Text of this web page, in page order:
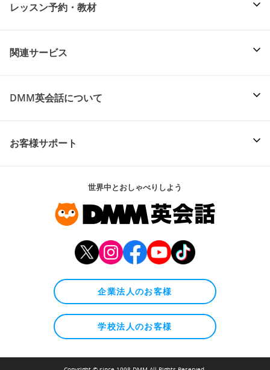
レッスン予約・教材
関連サービス
DMM英会話について
お客様サポート
世界中とおしゃべりしよう
企業法人のお客様
学校法人のお客様